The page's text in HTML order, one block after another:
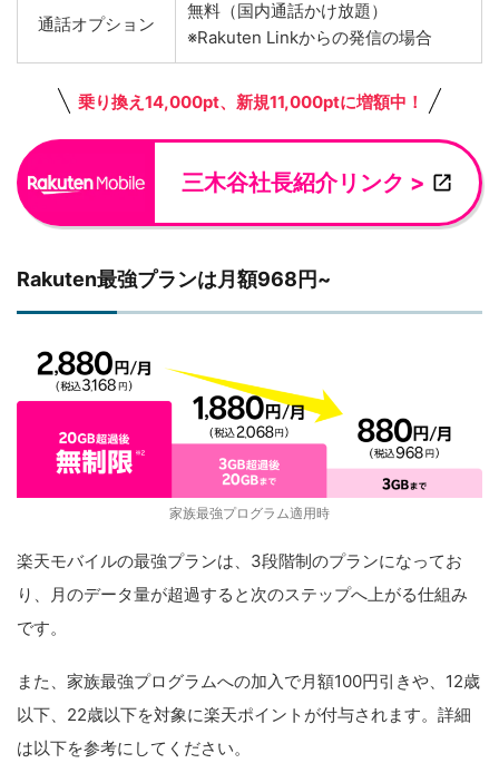
通話オプション
無料（国内通話かけ放題）
※Rakuten Linkからの発信の場合
乗り換え14,000pt、新規11,000ptに増額中！
三木谷社長紹介リンク >
Rakuten最強プランは月額968円~
家族最強プログラム適用時
楽天モバイルの最強プランは、3段階制のプランになってお
り、月のデータ量が超過すると次のステップへ上がる仕組み
です。
また、家族最強プログラムへの加入で月額100円引きや、12歳
以下、22歳以下を対象に楽天ポイントが付与されます。詳細
は以下を参考にしてください。